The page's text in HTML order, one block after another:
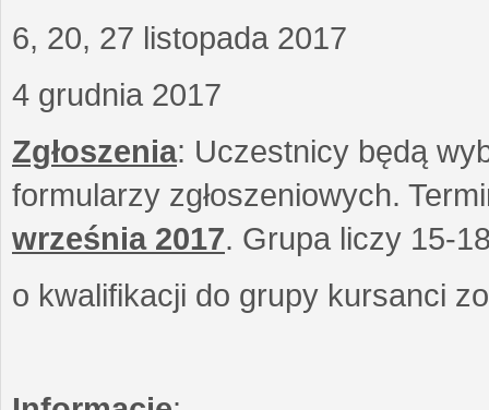
6, 20, 27 listopada 2017
4 grudnia 2017
Zgłoszenia: Uczestnicy będą
formularzy zgłoszeniowych.
września 2017. Grupa liczy 15-
o kwalifikacji do grupy kursanci